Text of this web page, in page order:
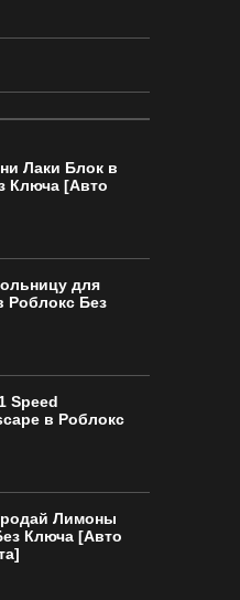
Лаки Блок в
Ключа [Авто
для
Без
Speed
в Роблокс
Лимоны
Ключа [Авто